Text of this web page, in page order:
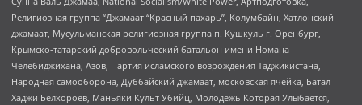
Религиозная группа “Джамаат “Красный пахарь”, Колумбайн, Хатлонский
джамаат, Мусульманская религиозная группа п. Кушкуль г. Оренбург,
Крымско-татарский добровольческий батальон имени Номана
Челебиджихана, Азов, Партия исламского возрождения Таджикистана,
Народная самооборона, Дуббайский джамаат, московская ячейка, Батал-
Хаджи Белхороев, Маньяки Культ Убийц, Молодёжь Которая Улыбается,